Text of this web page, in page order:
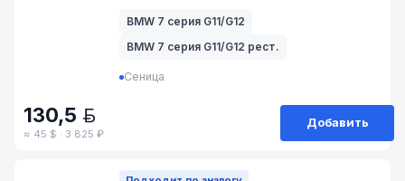
BMW 7 серия G11/G12
BMW 7 серия G11/G12 рест.
Сеница
130,5
≈ 45 $ · 3 825 ₽
Добавить